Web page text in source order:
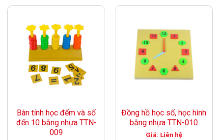
Bàn tính học đếm và số
đến 10 bằng nhựa TTN-
009
Đồng hồ học số, học hình
bằng nhựa TTN-010
Giá: Liên hệ